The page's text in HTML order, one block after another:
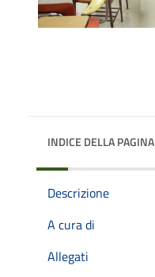
INDICE DELLA PAGINA
Descrizione
A cura di
Allegati